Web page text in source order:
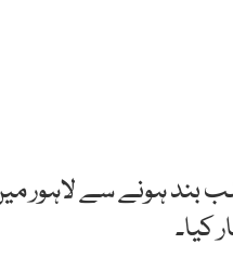
بند ہونے سے لاہور
کیا۔